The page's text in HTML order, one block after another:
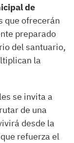
de
que ofrecerán
preparado
del santuario,
la
se invita a
de una
desde la
refuerza el